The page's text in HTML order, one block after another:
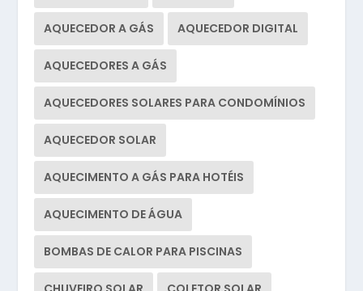
AQUECEDOR A GÁS AQUECEDOR DIGITAL
AQUECEDORES A GÁS
AQUECEDORES SOLARES PARA CONDOMÍNIOS
AQUECEDOR SOLAR
AQUECIMENTO A GÁS PARA HOTÉIS
AQUECIMENTO DE ÁGUA
BOMBAS DE CALOR PARA PISCINAS